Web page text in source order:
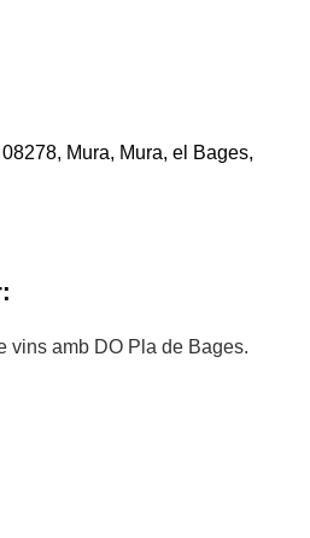
Mura, Mura, el Bages,
vins amb DO Pla de Bages.